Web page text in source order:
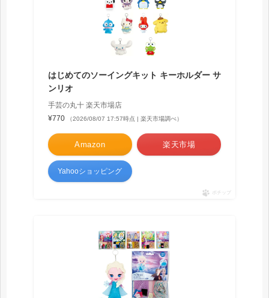
はじめてのソーイングキット キーホルダー サ
ンリオ
手芸の丸十 楽天市場店
¥770
（2026/08/07 17:57時点 | 楽天市場調べ）
Amazon 楽天市場
Yahooショッピング
ポチップ